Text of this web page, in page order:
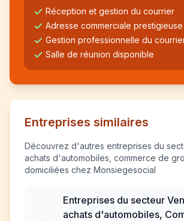
Réception et gestion du courrier
Adresse commerciale prestigieuse
Gestion professionnelle du
Salle de réunion disponible
Entreprises similaires
Découvrez d'autres entreprises du
achats d'automobiles, commerce de
domiciliées chez Monsiegesocial
Entreprises du secteur
achats d'automobiles,